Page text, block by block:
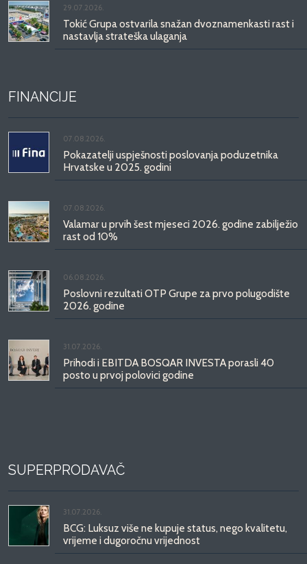
29.07.2026.
Tokić Grupa ostvarila snažan dvoznamenkasti rast i
nastavlja strateška ulaganja
FINANCIJE
07.08.2026.
Pokazatelji uspješnosti poslovanja poduzetnika
Hrvatske u 2025. godini
07.08.2026.
Valamar u prvih šest mjeseci 2026. godine zabilježio
rast od 10%
06.08.2026.
Poslovni rezultati OTP Grupe za prvo polugodište
2026. godine
31.07.2026.
Prihodi i EBITDA BOSQAR INVESTA porasli 40
posto u prvoj polovici godine
SUPERPRODAVAČ
31.07.2026.
BCG: Luksuz više ne kupuje status, nego kvalitetu,
vrijeme i dugoročnu vrijednost